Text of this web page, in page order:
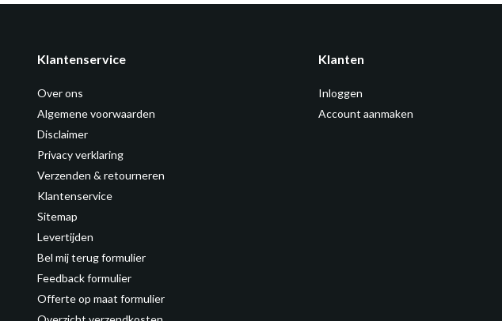
Klantenservice
Over ons
Algemene voorwaarden
Disclaimer
Privacy verklaring
Verzenden & retourneren
Klantenservice
Sitemap
Levertijden
Bel mij terug formulier
Feedback formulier
Offerte op maat formulier
Klanten
Inloggen
Account aanmaken